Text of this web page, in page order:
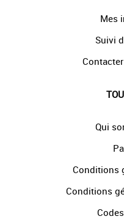
Mes
Suivi
Qui
Conditions
Conditions